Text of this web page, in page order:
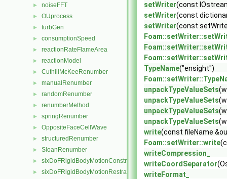
► noiseFFT
► OUprocess
► turbGen
► consumptionSpeed
► reactionRateFlameArea
► reactionModel
► CuthillMcKeeRenumber
► manualRenumber
► randomRenumber
► renumberMethod
► springRenumber
► OppositeFaceCellWave
► structuredRenumber
► SloanRenumber
► sixDoFRigidBodyMotionConstraint
► sixDoFRigidBodyMotionRestraint
setWriter(const
setWriter(const
setWriter(const
TypeName("ensight")
unpackTypeValueSets
unpackTypeValueSets
unpackTypeValueSets
unpackTypeValueSets
write(const fileName
Foam::setWriter::write
writeCompression_
writeCoordSeparator
writeFormat_